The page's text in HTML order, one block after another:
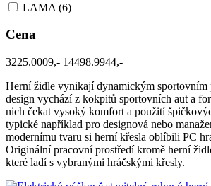
LAMA (6)
Cena
3225.0009,- 14498.9944,-
Herní židle vynikají dynamickým sportovním
design vychází z kokpitů sportovních aut a
nich čekat vysoký komfort a použití
typické například pro designová nebo
modernímu tvaru si herní křesla oblíbili PC
Originální pracovní prostředí kromě herní
které ladí s vybranými hráčskými křesly.